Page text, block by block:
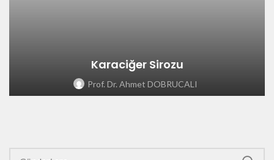
Karaciğer Sirozu
Prof. Dr. Ahmet DOBRUCALI